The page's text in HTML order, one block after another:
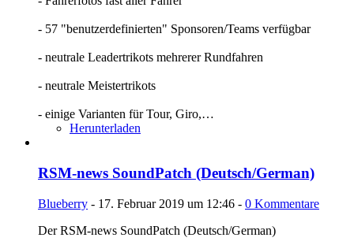
- 57 "benutzerdefinierten" Sponsoren/Teams verfügbar
- neutrale Leadertrikots mehrerer Rundfahren
- neutrale Meistertrikots
- einige Varianten für Tour, Giro,…
Herunterladen
RSM-news SoundPatch (Deutsch/German)
Blueberry - 17. Februar 2019 um 12:46 - 0 Kommentare
Der RSM-news SoundPatch (Deutsch/German)